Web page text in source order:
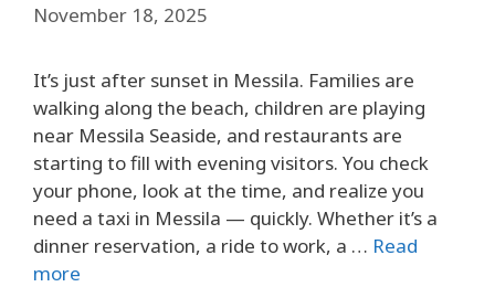
November 18, 2025
It’s just after sunset in Messila. Families are
walking along the beach, children are playing
near Messila Seaside, and restaurants are
starting to fill with evening visitors. You check
your phone, look at the time, and realize you
need a taxi in Messila — quickly. Whether it’s a
dinner reservation, a ride to work, a … Read
more